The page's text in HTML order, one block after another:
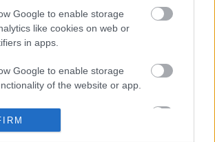
Google to enable storage
like cookies on web or
in apps.
Google to enable storage
of the website or app.
Google to enable storage
son baja:Nolaskoain (lesión en tobillo).
son duda:Íñigo Martínez (sobrecarga
en la alineación:Íñigo Martínez podría
se recupera de sus molestias musculares.
Unai Núñez seguirá como titular.